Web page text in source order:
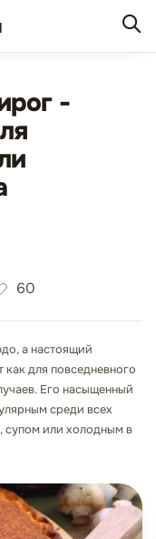
-
60
а настоящий
для повседневного
Его насыщенный
среди всех
супом или холодным в